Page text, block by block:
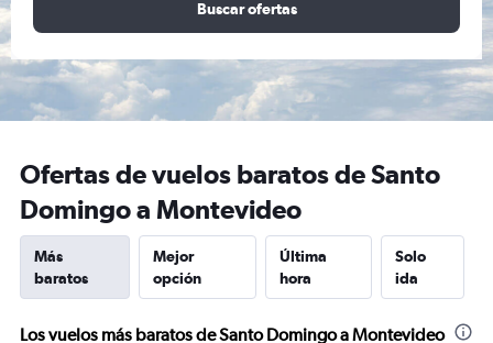
Buscar ofertas
Ofertas de vuelos baratos de Santo
Domingo a Montevideo
Más
baratos
Mejor
opción
Última
hora
Solo
ida
Los vuelos más baratos de Santo Domingo a Montevideo